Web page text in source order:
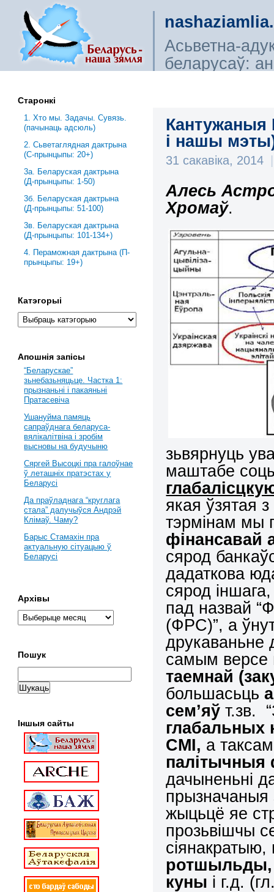
Асьветна-
беларусаў:
Кантужаныя
і нашы
31 сакавіка, 2014 |
Алесь
Хромаў.
зьвярнуць
маштабе
якая ўзятая
тэрмінам мы
фінансавай
сярод
дадаткова
сярод
пад назвай
(ФРС)”, а
друкаваньне
самым версе
таемнай
большасьць
сем’яў т.зв.
глабальных
СМІ, а
палітычныя
дачыненьні
прызначаныя
жыцьцё яе
прозьвішчы
ротшыльды,
куны і г.д.
Старонкі
1. Хто мы. Задачы. Сувязь.
(пачынаць адсюль)
2. Сьветаглядная дактрына
(С-прынцыпы: 20+)
3a. Беларуская дактрына
(Д-прынцыпы: 1-50)
3б. Беларуская дактрына
(Д-прынцыпы: 51-100)
3в. Беларуская дактрына
(Д-прынцыпы: 101-134+)
4. Пераможная дактрына (П-
прынцыпы: 19+)
Катэгорыі
Апошнія запісы
“Беларускае”
зьнебазьняцьце. Частка 1:
прызнаньні і пакаяньні
Пратасевіча
Ушануйма памяць
сапраўднага беларуса-
вялікалітвіна і зробім
высновы на будучыню
Сяргей Высоцкі пра галоўнае
ў леташніх пратэстах у
Беларусі
Да праўладнага “круглага
стала” далучыўся Андрэй
Клімаў. Чаму?
Барыс Стамахін пра
актуальную сітуацыю ў
Беларусі
Архівы
Пошук
Іншыя сайты